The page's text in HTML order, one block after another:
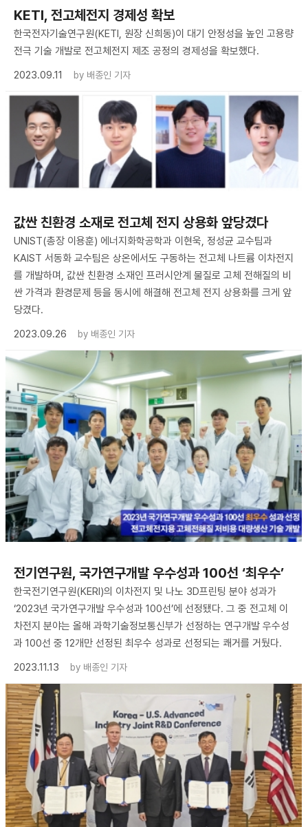
KETI, 전고체전지 경제성 확보
한국전자기술연구원(KETI, 원장 신희동)이 대기 안정성을 높인 고용량
전극 기술 개발로 전고체전지 제조 공정의 경제성을 확보했다.
2023.09.11
by 배종인 기자
값싼 친환경 소재로 전고체 전지 상용화 앞당겼다
UNIST(총장 이용훈) 에너지화학공학과 이현욱, 정성균 교수팀과
KAIST 서동화 교수팀은 상온에서도 구동하는 전고체 나트륨 이차전지
를 개발하며, 값싼 친환경 소재인 프러시안계 물질로 고체 전해질의 비
싼 가격과 환경문제 등을 동시에 해결해 전고체 전지 상용화를 크게 앞
당겼다.
2023.09.26
by 배종인 기자
전기연구원, 국가연구개발 우수성과 100선 ‘최우수’
한국전기연구원(KERI)의 이차전지 및 나노 3D프린팅 분야 성과가
‘2023년 국가연구개발 우수성과 100선’에 선정됐다. 그 중 전고체 이
차전지 분야는 올해 과학기술정보통신부가 선정하는 연구개발 우수성
과 100선 중 12개만 선정된 최우수 성과로 선정되는 쾌거를 거뒀다.
2023.11.13
by 배종인 기자